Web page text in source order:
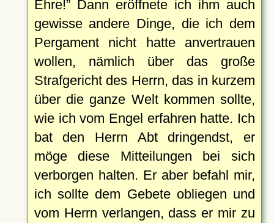
Ehre! Dann eröffnete ich ihm auch
gewisse andere Dinge, die ich dem
Pergament nicht hatte anvertrauen
wollen, nämlich über das große
Strafgericht des Herrn, das in kurzem
über die ganze Welt kommen sollte,
wie ich vom Engel erfahren hatte. Ich
bat den Herrn Abt dringendst, er
möge diese Mitteilungen bei sich
verborgen halten. Er aber befahl mir,
ich sollte dem Gebete obliegen und
vom Herrn verlangen, dass er mir zu